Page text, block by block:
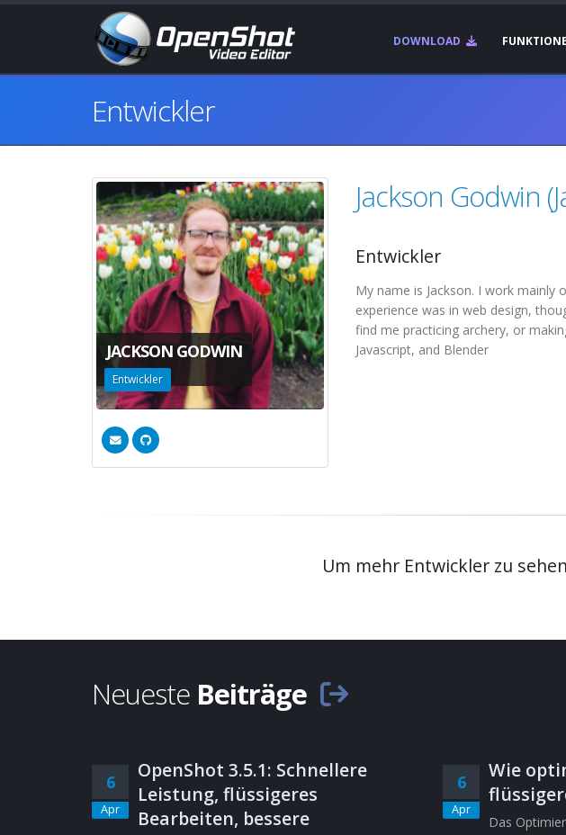
DOWNLOAD
Entwickler
JACKSON GODWIN
Entwickler
Jackson Godwin
Entwickler
My name is Jackson. I work
experience was in web design,
find me practicing archery, or
Javascript, and Blender
Um mehr Entwickler zu
Neueste Beiträge
6
Apr
OpenShot 3.5.1: Schnellere
Leistung, flüssigeres
Bearbeiten, bessere
6
Apr
Wie
Das